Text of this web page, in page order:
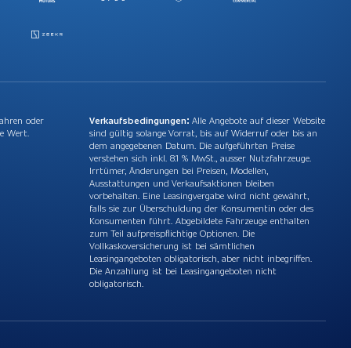
oder
Wert.
Verkaufsbedingungen: Alle Angebote auf dieser Website
sind gültig solange Vorrat, bis auf Widerruf oder bis an
dem angegebenen Datum. Die aufgeführten Preise
verstehen sich inkl. 8.1 % MwSt., ausser Nutzfahrzeuge.
Irrtümer, Änderungen bei Preisen, Modellen,
Ausstattungen und Verkaufsaktionen bleiben
vorbehalten. Eine Leasingvergabe wird nicht gewährt,
falls sie zur Überschuldung der Konsumentin oder des
Konsumenten führt. Abgebildete Fahrzeuge enthalten
zum Teil aufpreispflichtige Optionen. Die
Vollkaskoversicherung ist bei sämtlichen
Leasingangeboten obligatorisch, aber nicht inbegriffen.
Die Anzahlung ist bei Leasingangeboten nicht
obligatorisch.